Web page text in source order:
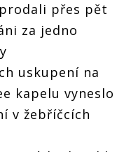
přes pět
za jedno
uskupení na
kapelu vyneslo
v žebříčcích